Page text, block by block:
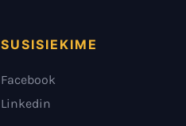
SUSISIEKIME
Facebook
Linkedin